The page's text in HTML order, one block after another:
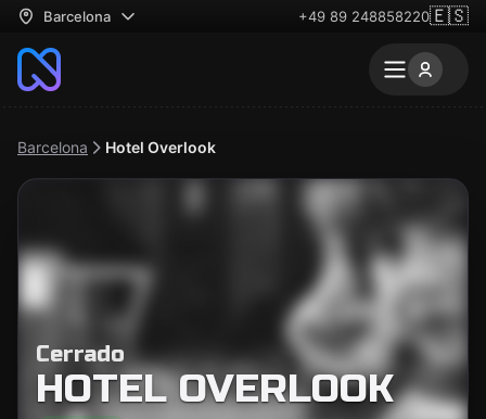
Barcelona +49 89 248858220🇪🇸
Barcelona Hotel Overlook
Cerrado
HOTEL OVERLOOK